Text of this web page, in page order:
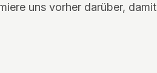
uns vorher darüber, damit